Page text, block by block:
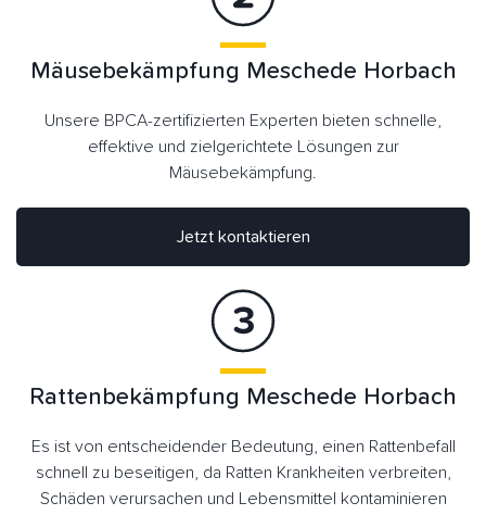
Jetzt kontaktieren
Mäusebekämpfung Meschede Horbach
Unsere BPCA-zertifizierten Experten bieten schnelle,
effektive und zielgerichtete Lösungen zur
Mäusebekämpfung.
Rattenbekämpfung Meschede Horbach
Es ist von entscheidender Bedeutung, einen Rattenbefall
schnell zu beseitigen, da Ratten Krankheiten verbreiten,
Schäden verursachen und Lebensmittel kontaminieren